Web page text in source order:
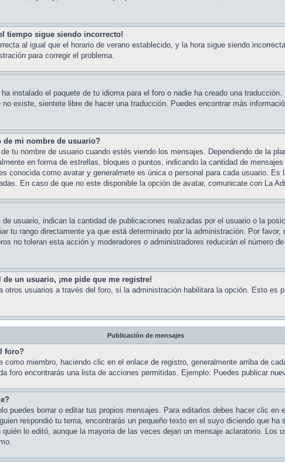
tiempo sigue siendo incorrecto!
al igual que el horario de verano establecido, y la hora sigue siendo
para corregir el problema.
instalado el paquete de tu idioma para el foro o nadie ha creado una
existe, sientete libre de hacer una traducción. Puedes encontrar más
de mi nombre de usuario?
tu nombre de usuario cuando estés viendo los mensajes. Dependiendo de la
en forma de estrellas, bloques o puntos, indicando la cantidad de
conocida como avatar y generalmete es única o personal para cada usuario.
En caso de que no este disponible la opción de avatar, comunicate con La
usuario, indican la cantidad de publicaciones realizadas por el usuario o la
tu rango directamente ya que está determinado por la administración. Por
no toleran esta acción y moderadores o administradores reducirán el número
un usuario, ¡me pide que me registre!
otros usuarios a través del foro, si la administración habilitara la opción. Esto es
Publicación de mensajes
foro?
como miembro, haciendo clic en el enlace de registro, generalmente arriba de
foro encontrarás una lista de acciones permitidas. Ejemplo: Puedes publicar
puedes borrar o editar tus propios mensajes. Para editarlos debes hacer clic en
respondió tu tema, encontrarás un pequeño texto en el suyo diciendo que
lo editó, aunque la mayoria de las veces dejan un mensaje aclaratorio. Los